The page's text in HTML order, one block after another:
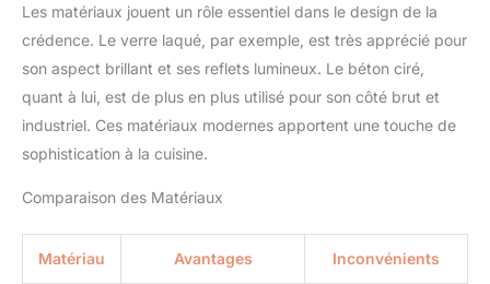
Les matériaux jouent un rôle essentiel dans le design de la
crédence. Le verre laqué, par exemple, est très apprécié pour
son aspect brillant et ses reflets lumineux. Le béton ciré,
quant à lui, est de plus en plus utilisé pour son côté brut et
industriel. Ces matériaux modernes apportent une touche de
sophistication à la cuisine.
Comparaison des Matériaux
Matériau Avantages Inconvénients